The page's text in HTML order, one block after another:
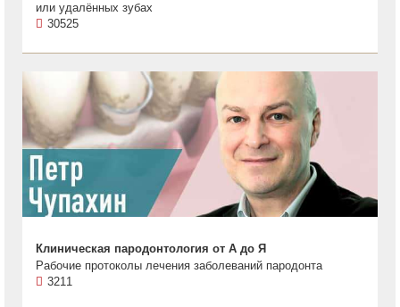
или удалённых зубах
30525
Клиническая пародонтология от А до Я
Рабочие протоколы лечения заболеваний пародонта
3211